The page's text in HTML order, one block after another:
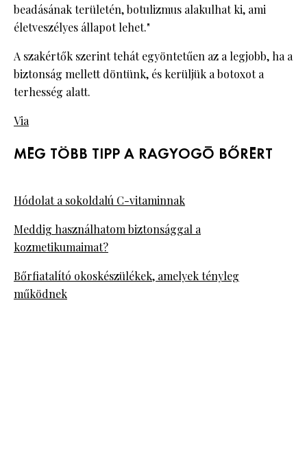
beadásának területén, botulizmus alakulhat ki, ami
életveszélyes állapot lehet."
A szakértők szerint tehát egyöntetűen az a legjobb, ha a
biztonság mellett döntünk, és kerüljük a botoxot a
terhesség alatt.
Via
MÉG TÖBB TIPP A RAGYOGÓ BŐRÉRT
Hódolat a sokoldalú C-vitaminnak
Meddig használhatom biztonsággal a
kozmetikumaimat?
Bőrfiatalító okoskészülékek, amelyek tényleg
működnek